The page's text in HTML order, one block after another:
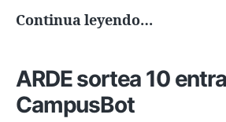
Continua leyendo…Cuota
Socio
ARDE sortea 10
CampusBot